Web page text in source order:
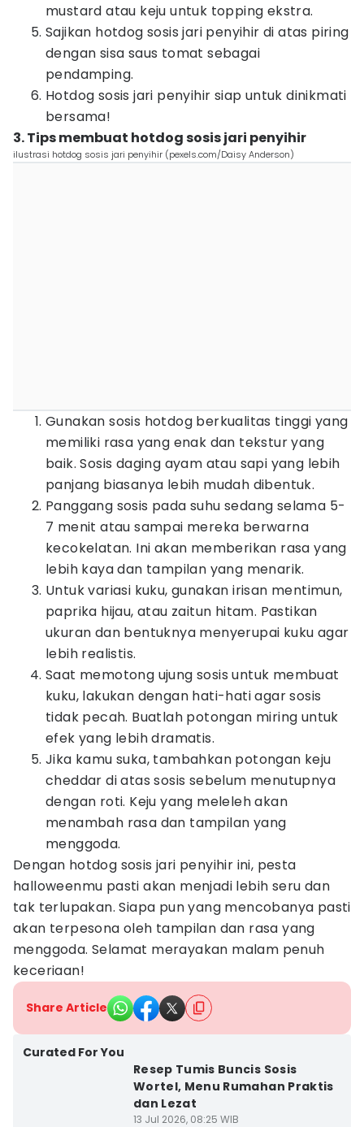
mustard atau keju untuk topping ekstra.
Sajikan hotdog sosis jari penyihir di atas piring
dengan sisa saus tomat sebagai
pendamping.
Hotdog sosis jari penyihir siap untuk dinikmati
bersama!
3. Tips membuat hotdog sosis jari penyihir
ilustrasi hotdog sosis jari penyihir (pexels.com/Daisy Anderson)
Gunakan sosis hotdog berkualitas tinggi yang
memiliki rasa yang enak dan tekstur yang
baik. Sosis daging ayam atau sapi yang lebih
panjang biasanya lebih mudah dibentuk.
Panggang sosis pada suhu sedang selama 5-
7 menit atau sampai mereka berwarna
kecokelatan. Ini akan memberikan rasa yang
lebih kaya dan tampilan yang menarik.
Untuk variasi kuku, gunakan irisan mentimun,
paprika hijau, atau zaitun hitam. Pastikan
ukuran dan bentuknya menyerupai kuku agar
lebih realistis.
Saat memotong ujung sosis untuk membuat
kuku, lakukan dengan hati-hati agar sosis
tidak pecah. Buatlah potongan miring untuk
efek yang lebih dramatis.
Jika kamu suka, tambahkan potongan keju
cheddar di atas sosis sebelum menutupnya
dengan roti. Keju yang meleleh akan
menambah rasa dan tampilan yang
menggoda.
Dengan hotdog sosis jari penyihir ini, pesta
halloweenmu pasti akan menjadi lebih seru dan
tak terlupakan. Siapa pun yang mencobanya pasti
akan terpesona oleh tampilan dan rasa yang
menggoda. Selamat merayakan malam penuh
keceriaan!
Share Article
Curated For You
Resep Tumis Buncis Sosis
Wortel, Menu Rumahan Praktis
dan Lezat
13 Jul 2026, 08:25 WIB